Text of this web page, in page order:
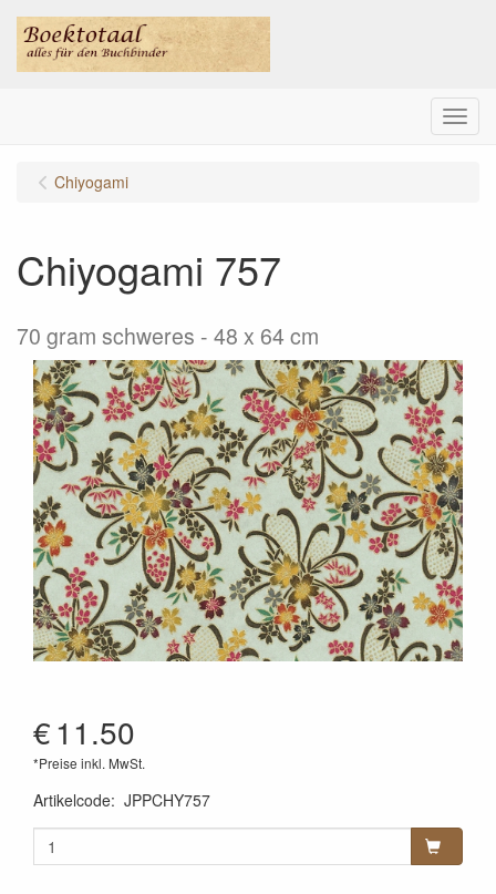
Menu
Chiyogami
Chiyogami 757
70 gram schweres - 48 x 64 cm
€11.50
*Preise inkl. MwSt.
Artikelcode: JPPCHY757